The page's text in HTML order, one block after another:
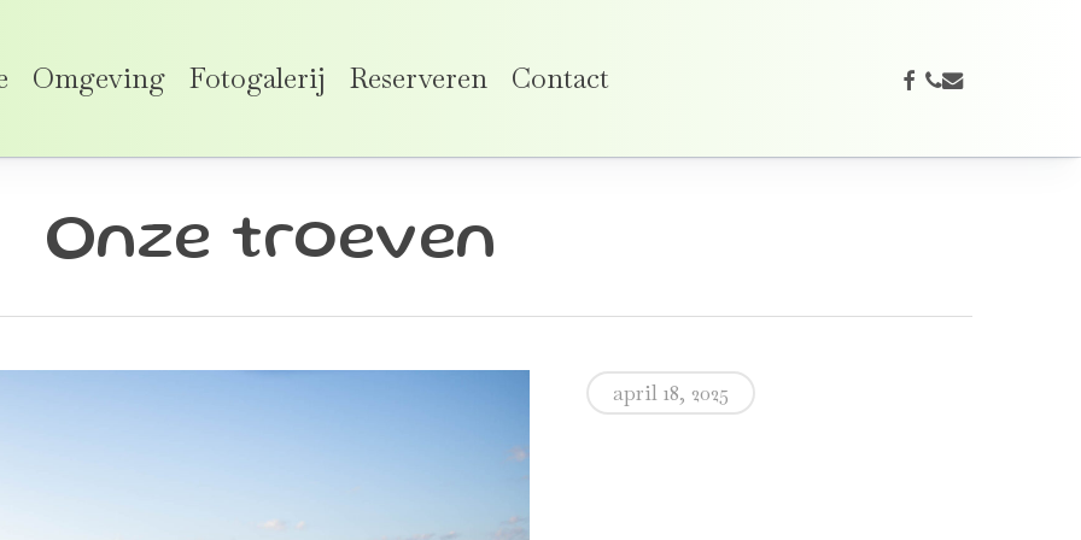
Omgeving Fotogalerij Reserveren Contact facebook
phone
email
Onze troeven
april 18, 2025